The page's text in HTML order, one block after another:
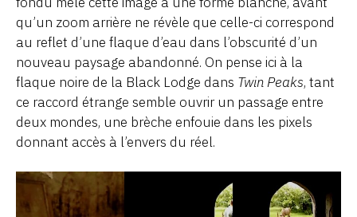
qu’un zoom arrière ne révèle que celle-ci correspond
au reflet d’une flaque d’eau dans l’obscurité d’un
nouveau paysage abandonné. On pense ici à la
flaque noire de la Black Lodge dans Twin Peaks, tant
ce raccord étrange semble ouvrir un passage entre
deux mondes, une brèche enfouie dans les pixels
donnant accès à l’envers du réel.